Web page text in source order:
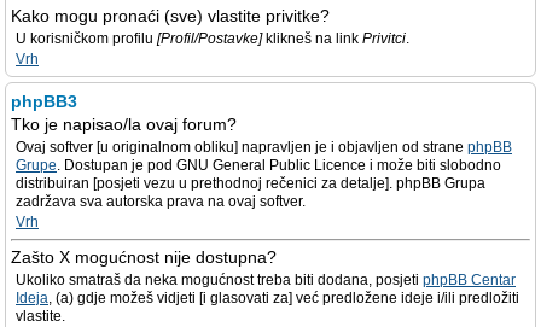
Kako mogu pronaći (sve) vlastite privitke?
U korisničkom profilu [Profil/Postavke]klikneš na link Privitci.
Vrh
phpBB3
Tko je napisao/la ovaj forum?
Ovaj softver [u originalnom obliku] napravljen je i objavljen od strane phpBB
Grupe. Dostupan je pod GNU General Public Licence i može biti slobodno
distribuiran [posjeti vezu u prethodnoj rečenici za detalje]. phpBB Grupa
zadržava sva autorska prava na ovaj softver.
Vrh
Zašto X mogućnost nije dostupna?
Ukoliko smatraš da neka mogućnost treba biti dodana, posjeti phpBB Centar
Ideja, (a) gdje možeš vidjeti [i glasovati za] već predložene ideje i/ili predložiti
vlastite.